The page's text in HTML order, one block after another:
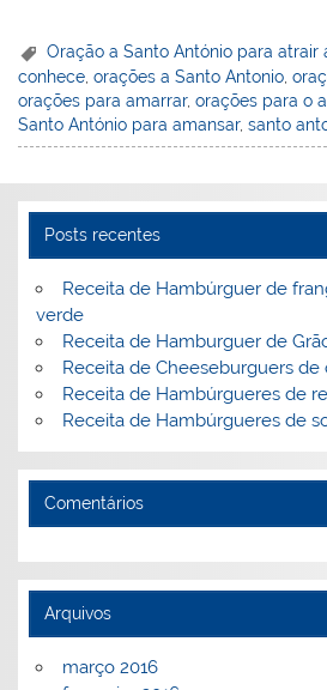
er
e
st
k
e
dI
c
e
b
o
k
itt
er
ai
l
h
o
o
Oração a Santo António para atrair
conhece ,orações a Santo Antonio ,
orações para amarrar,orações para o
Santo António para amansar,santo
Posts recentes
Receita de Hambúrguer de
verde
Receita de Hamburguer de
Receita de Cheeseburguers de
Receita de Hambúrgueres de
Receita de Hambúrgueres de
Comentários
Arquivos
março 2016